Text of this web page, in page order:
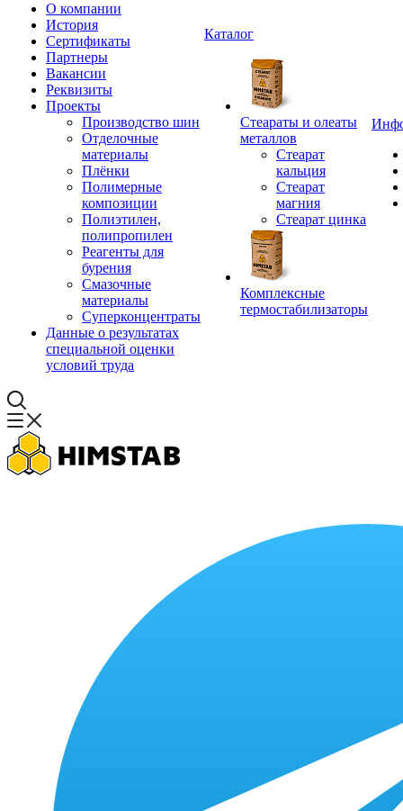
О компании
История
Сертификаты
Партнеры
Вакансии
Реквизиты
Проекты
Производство шин
Отделочные
материалы
Плёнки
Полимерные
композиции
Полиэтилен,
полипропилен
Реагенты для
бурения
Смазочные
материалы
Суперконцентраты
Данные о результатах
специальной оценки
условий труда
Каталог
Стеараты и олеаты
металлов
Стеарат
кальция
Стеарат
магния
Стеарат цинка
Комплексные
термостабилизаторы